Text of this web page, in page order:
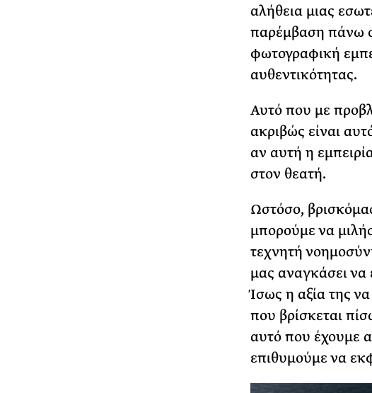
αλήθεια μιας
παρέμβαση πάνω
φωτογραφική
αυθεντικότητας.
Αυτό που με
ακριβώς είναι
αν αυτή η
στον θεατή.
Ωστόσο,
μπορούμε να
τεχνητή
μας αναγκάσει να
Ίσως η αξία της
που βρίσκεται
αυτό που έχουμε
επιθυμούμε να